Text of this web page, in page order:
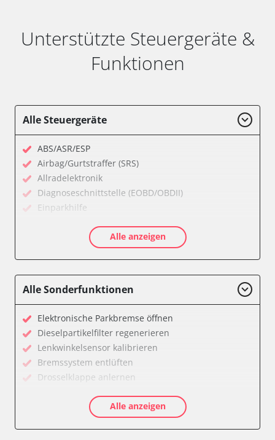
Unterstützte Steuergeräte &
Funktionen
Alle Steuergeräte
ABS/ASR/ESP
Airbag/Gurtstraffer (SRS)
Allradelektronik
Diagnoseschnittstelle (EOBD/OBDII)
Einparkhilfe
Getriebesteuerung
Karosseriesteuerung
Lichtsteuerung
Reifendruckkontrolle (RDK)
Servolenkung
Soundsystem
Wegfahrsperre
Zentralelektronik
Zentralelektronik vorne Beifahrer
Verfügbarkeit abhängig von Modell, Motorisierung, Ausstattung
und Konfiguration
Alle anzeigen
Alle Sonderfunktionen
Elektronische Parkbremse öffnen
Dieselpartikelfilter regenerieren
Lenkwinkelsensor kalibrieren
Bremssystem entlüften
Drosselklappe anlernen
Kraftstofftank entleeren
Elektronische Parkbremse kalibrieren
Alle anzeigen